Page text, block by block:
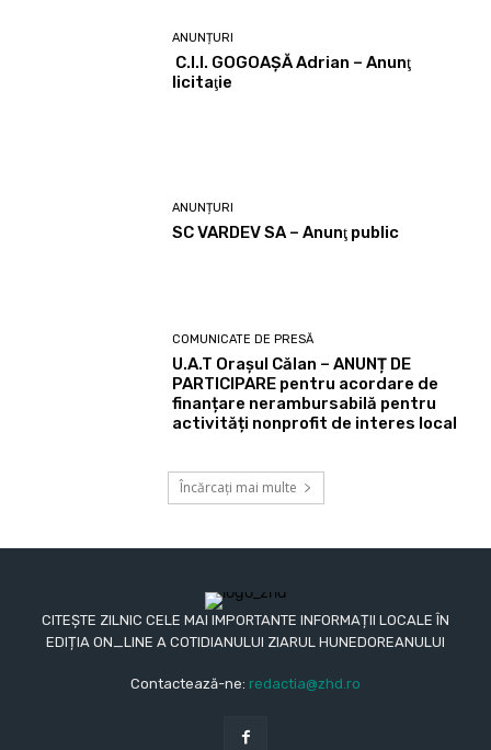
ANUNȚURI
C.I.I. GOGOAŞĂ Adrian – Anunţ
licitaţie
ANUNȚURI
SC VARDEV SA – Anunţ public
COMUNICATE DE PRESĂ
U.A.T Orașul Călan – ANUNȚ DE
PARTICIPARE pentru acordare de
finanțare nerambursabilă pentru
activități nonprofit de interes local
Încărcați mai multe
CITEȘTE ZILNIC CELE MAI IMPORTANTE INFORMAȚII LOCALE ÎN
EDIȚIA ON_LINE A COTIDIANULUI ZIARUL HUNEDOREANULUI
Contactează-ne: redactia@zhd.ro